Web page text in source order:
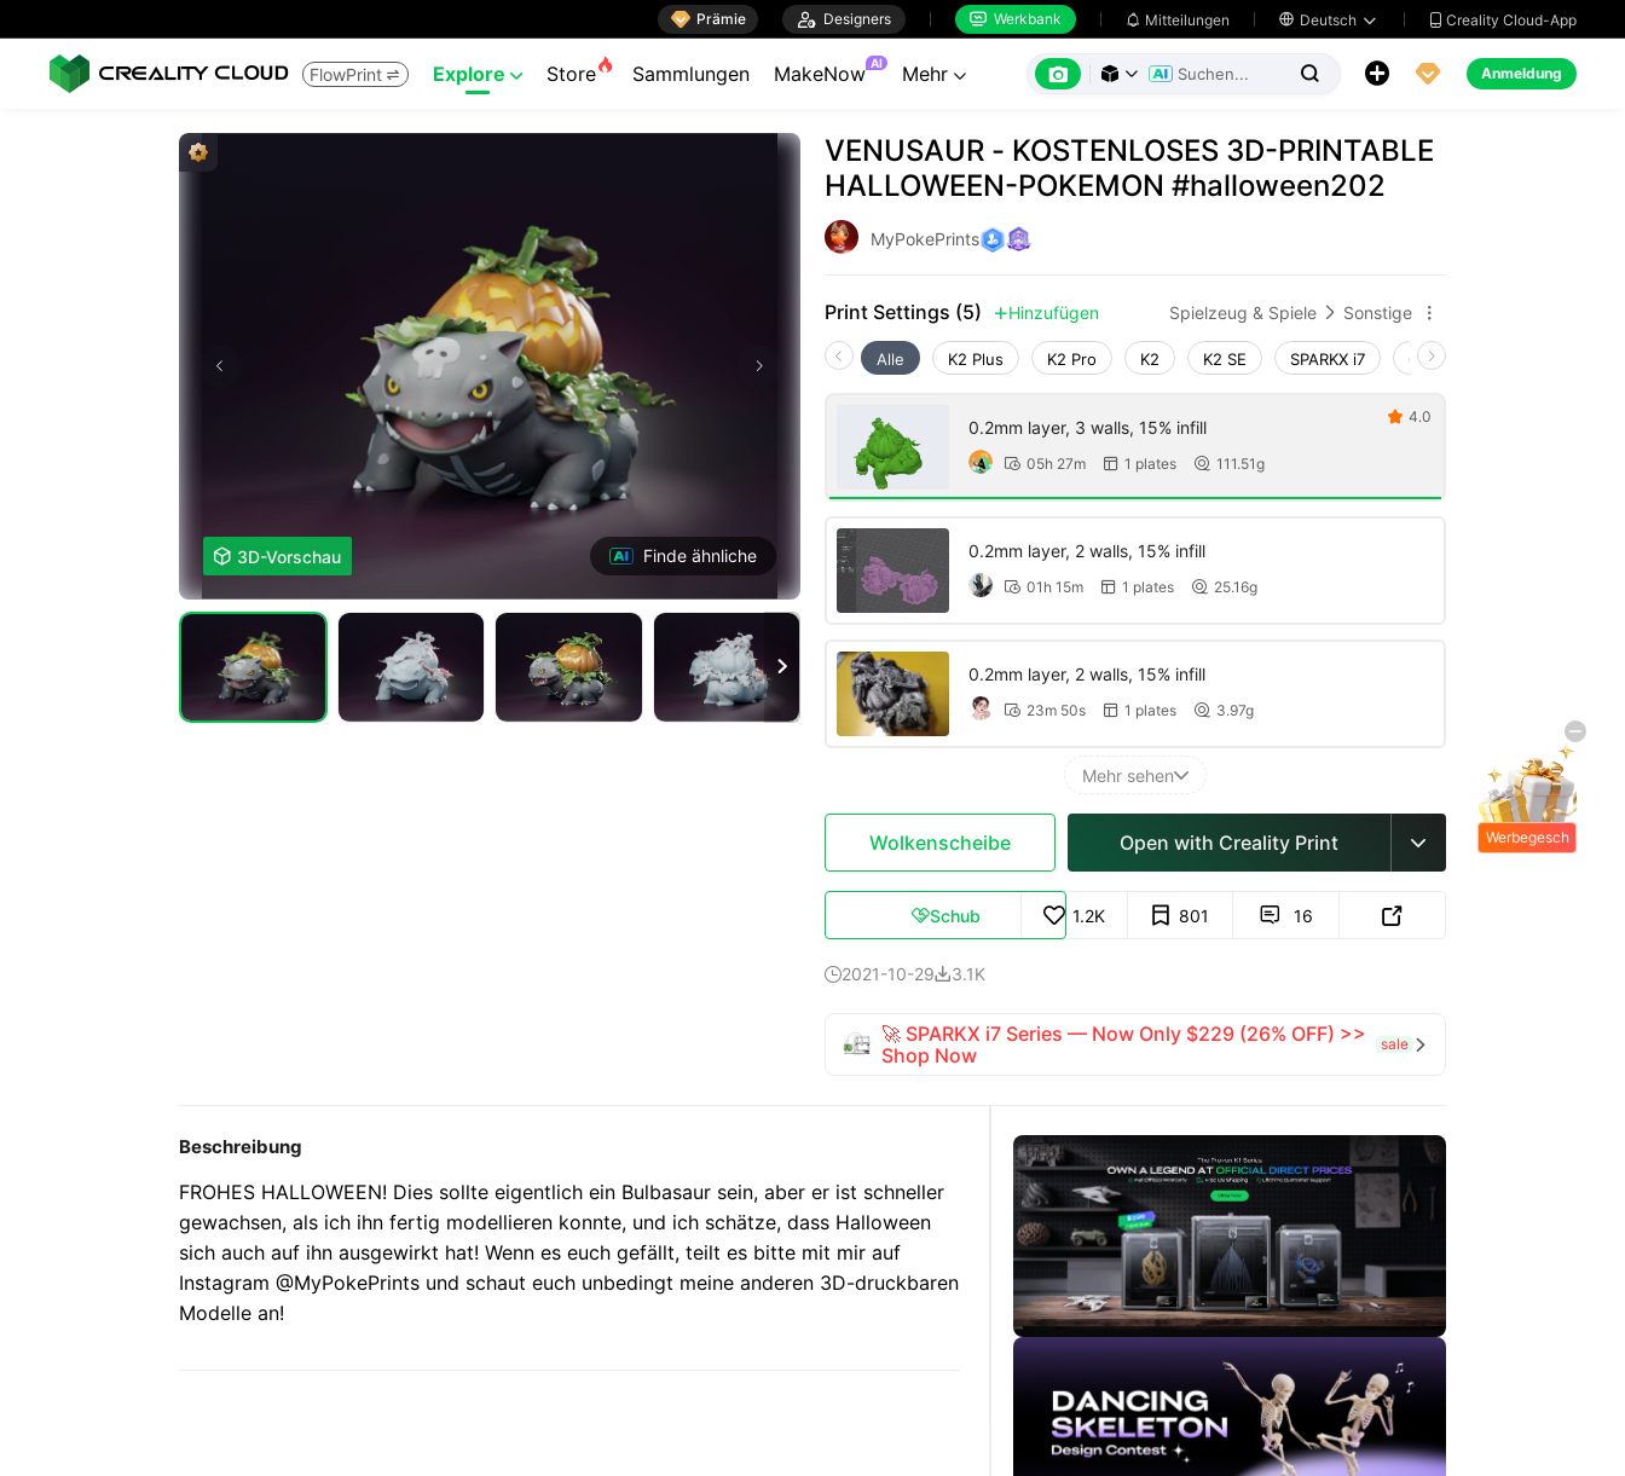
 Prämie  Designers  Werkbank  Mitteilungen  Deutsch   Creality Cloud-App
FlowPrint  Explore  Store Sammlungen MakeNow AI Mehr        Anmeldung
 3D-Vorschau Finde ähnliche

VENUSAUR - KOSTENLOSES 3D-PRINTABLE
HALLOWEEN-POKEMON #halloween202
MyPokePrints
Print Settings (5)  Hinzufügen Spielzeug & Spiele  Sonstige 
Alle K2 Plus K2 Pro K2 K2 SE SPARKX i7 Creality Hi
0.2mm layer, 3 walls, 15% infill
 05h 27m  1 plates  111.51g
 4.0
0.2mm layer, 2 walls, 15% infill
 01h 15m  1 plates  25.16g
0.2mm layer, 2 walls, 15% infill
 23m 50s  1 plates  3.97g
Mehr sehen
Wolkenscheibe Open with Creality Print 
Schub 1.2K 801  16 
2021-10-293.1K
🚀 SPARKX i7 Series — Now Only $229 (26% OFF) >>
Shop Now
sale 
Beschreibung
FROHES HALLOWEEN! Dies sollte eigentlich ein Bulbasaur sein, aber er ist schneller
gewachsen, als ich ihn fertig modellieren konnte, und ich schätze, dass Halloween
sich auch auf ihn ausgewirkt hat! Wenn es euch gefällt, teilt es bitte mit mir auf
Instagram @MyPokePrints und schaut euch unbedingt meine anderen 3D-druckbaren
Modelle an!
Werbegesch